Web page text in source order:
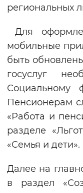
региональных
Для
мобильные
быть
госуслуг
Социальному
Пенсионерам
«Работа и
разделе
«Семья и дети».
Далее на
в раздел